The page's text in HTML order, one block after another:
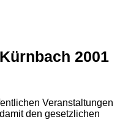
2001
Veranstaltungen
den gesetzlichen